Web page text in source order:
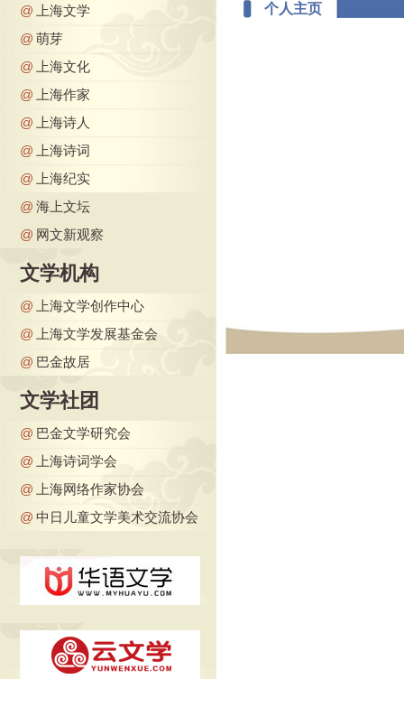
@
上海文学
@ 萌芽
@
上海文化
@
上海作家
@
上海诗人
@
上海诗词
@
上海纪实
@ 海上文坛
@ 网文新观察
文学机构
@
上海文学创作中心
@
上海文学发展基金会
@ 巴金故居
文学社团
@ 巴金文学研究会
@
上海诗词学会
@
上海网络作家协会
@ 中日儿童文学美术交流协会
个人主页